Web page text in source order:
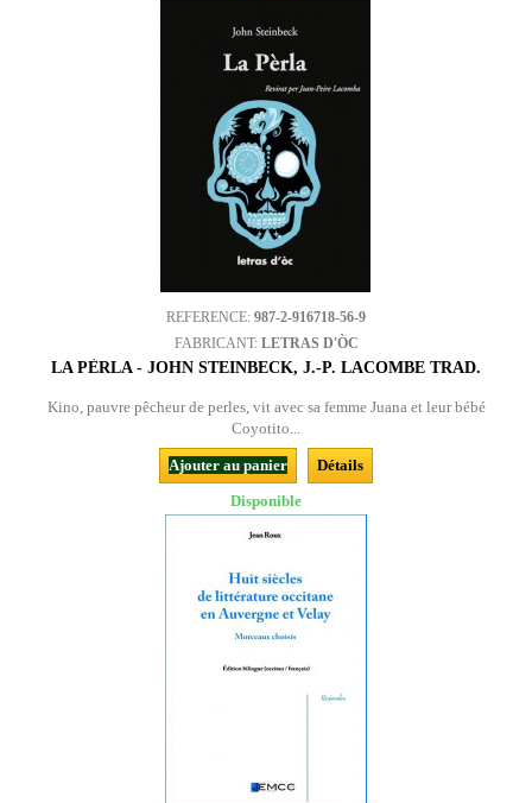
REFERENCE: 987-2-916718-56-9
FABRICANT: LETRAS D'ÒC
LA PÈRLA - JOHN STEINBECK, J.-P. LACOMBE TRAD.
Kino, pauvre pêcheur de perles, vit avec sa femme Juana et leur bébé
Coyotito...
Ajouter au panier
Détails
Disponible